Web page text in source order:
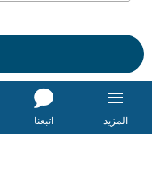
اتبعنا المزيد